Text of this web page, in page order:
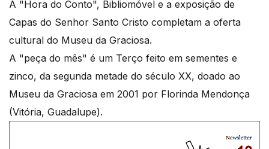
A "Hora do Conto", Bibliomóvel e a exposição de
Capas do Senhor Santo Cristo completam a oferta
cultural do Museu da Graciosa.
A "peça do mês" é um Terço feito em sementes e
zinco, da segunda metade do século XX, doado ao
Museu da Graciosa em 2001 por Florinda Mendonça
(Vitória, Guadalupe).